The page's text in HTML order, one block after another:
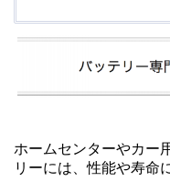
ホームセンターやカー
リーには、性能や寿命